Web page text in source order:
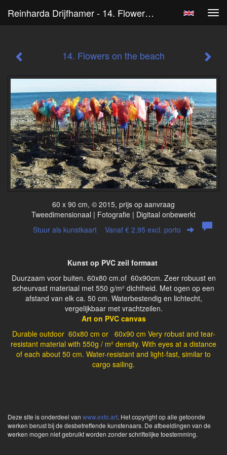
Reinharda Drijfhamer - 14. Flowers On The Beach
14. Flowers on the beach
60 x 90 cm, © 2015, prijs op aanvraag
Tweedimensionaal | Fotografie | Digitaal onbewerkt
Stuur als kunstkaart Vanaf € 2,95 excl. porto
Kunst op PVC zeil formaat
Duurzaam voor buiten. 60x80 cm.of 60x90cm. Zeer robuust en
scheurvast materiaal met 550 g/m² dichtheid. Met ogen op een
afstand van elk ca. 50 cm. Waterbestendig en lichtecht,
vergelijkbaar met vrachtzeilen.
Art on PVC canvas
Durable outdoor 60x80 cm or 60x90 cm Very robust and tear-
resistant material with 550g / m² density. With eyes at a distance
of each about 50 cm. Water-resistant and light-fast, similar to
cargo sailing.
Deze site is onderdeel van www.exto.art. Het copyright op alle getoonde
werken berust bij de desbetreffende kunstenaars. De afbeeldingen van de
werken mogen niet gebruikt worden zonder schriftelijke toestemming.